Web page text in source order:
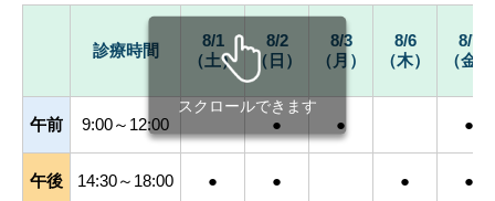
スクロールできます
診療時間
8/1
（土）
8/2
（日）
8/3
（月）
8/6
（木）
8/7
（金）
午前 9:00～12:00 ● ● ●
午後 14:30～18:00 ● ● ● ●